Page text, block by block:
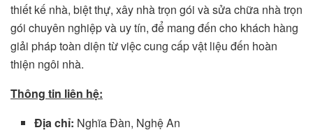
thiết kế nhà, biệt thự, xây nhà trọn gói và sửa chữa nhà trọn
gói chuyên nghiệp và uy tín, để mang đến cho khách hàng
giải pháp toàn diện từ việc cung cấp vật liệu đến hoàn
thiện ngôi nhà.
Thông tin liên hệ:
Địa chỉ: Nghĩa Đàn, Nghệ An